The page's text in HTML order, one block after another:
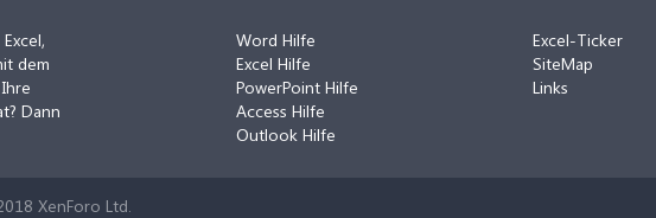
dem
Dann
Word Hilfe
Excel Hilfe
PowerPoint Hilfe
Access Hilfe
Outlook Hilfe
Excel-Ticker
SiteMap
Links
XenForo Ltd.